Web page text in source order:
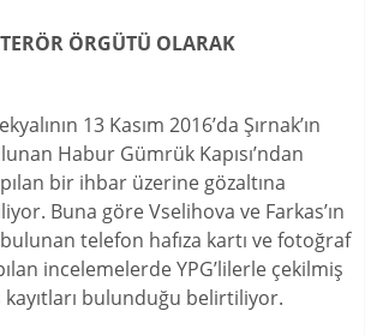
TERÖR ÖRGÜTÜ OLARAK
13 Kasım 2016’da Şırnak’ın
Habur Gümrük Kapısı’ndan
bir ihbar üzerine gözaltına
Buna göre Vselihova ve Farkas’ın
telefon hafıza kartı ve fotoğraf
incelemelerde YPG’lilerle çekilmiş
bulunduğu belirtiliyor.